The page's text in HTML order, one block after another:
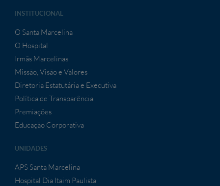
INSTITUCIONAL
O Santa Marcelina
O Hospital
Irmãs Marcelinas
Missão, Visão e Valores
Diretoria Estatutária e Executiva
Política de Transparência
Premiações
Educação Corporativa
UNIDADES
APS Santa Marcelina
Hospital Dia Itaim Paulista